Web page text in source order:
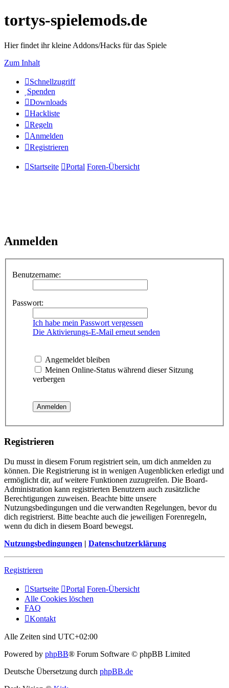
tortys-spielemods.de
Hier findet ihr kleine Addons/Hacks für das Spiele
Zum Inhalt
Schnellzugriff
Spenden
Downloads
Hackliste
Regeln
Anmelden
Registrieren
Startseite Portal Foren-Übersicht
Anmelden
Benutzername:
Passwort:
Ich habe mein Passwort vergessen
Die Aktivierungs-E-Mail erneut senden
Angemeldet bleiben
Meinen Online-Status während dieser Sitzung
verbergen
Registrieren
Du musst in diesem Forum registriert sein, um dich anmelden zu
können. Die Registrierung ist in wenigen Augenblicken erledigt und
ermöglicht dir, auf weitere Funktionen zuzugreifen. Die Board-
Administration kann registrierten Benutzern auch zusätzliche
Berechtigungen zuweisen. Beachte bitte unsere
Nutzungsbedingungen und die verwandten Regelungen, bevor du
dich registrierst. Bitte beachte auch die jeweiligen Forenregeln,
wenn du dich in diesem Board bewegst.
Nutzungsbedingungen | Datenschutzerklärung
Registrieren
Startseite Portal Foren-Übersicht
Alle Cookies löschen
FAQ
Kontakt
Alle Zeiten sind UTC+02:00
Powered by phpBB® Forum Software © phpBB Limited
Deutsche Übersetzung durch phpBB.de